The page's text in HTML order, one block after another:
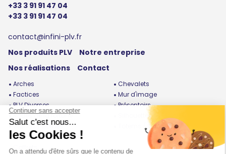
+33 3 91 91 47 04
+33 3 91 91 47 04
contact@infini-plv.fr
Nos produits PLV
Notre entreprise
Nos réalisations
Contact
Arches
Chevalets
Factices
Mur d'image
PLV Diverses
Présentoirs
Roues de la fortune
Silhouettes
Stands / Bornes
Totems / Enrouleurs
Urnes / Cubes / Boites /
Coffrets